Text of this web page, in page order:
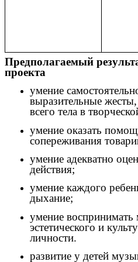
Предполагаемый
проекта
умение
выразительные
всего тела в
умение оказать
сопереживания
умение адекватно
действия;
умение каждого
дыхание;
умение воспринимать
эстетического и
личности.
развитие у детей